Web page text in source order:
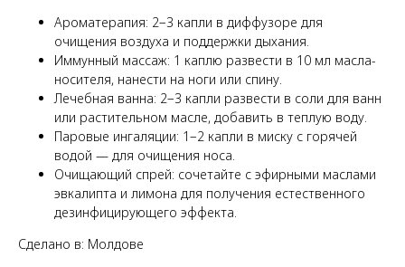
Ароматерапия: 2−3 капли в диффузоре для
очищения воздуха и поддержки дыхания.
Иммунный массаж: 1 каплю развести в 10 мл масла-
носителя, нанести на ноги или спину.
Лечебная ванна: 2−3 капли развести в соли для ванн
или растительном масле, добавить в теплую воду.
Паровые ингаляции: 1−2 капли в миску с горячей
водой — для очищения носа.
Очищающий спрей: сочетайте с эфирными маслами
эвкалипта и лимона для получения естественного
дезинфицирующего эффекта.
Сделано в: Молдове